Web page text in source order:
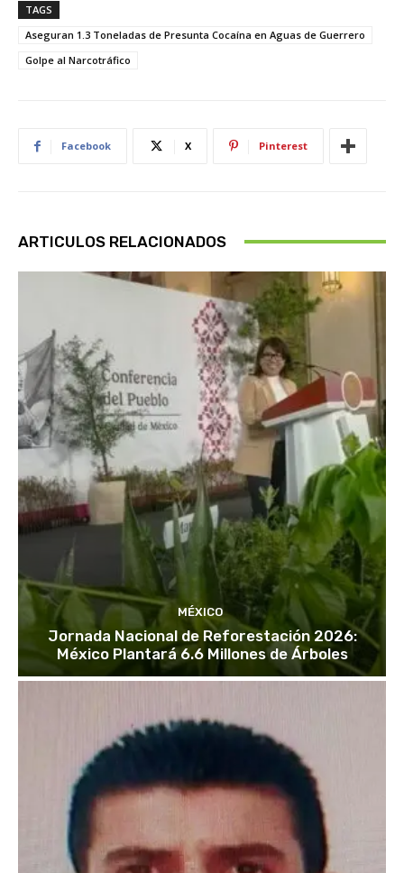
TAGS
Aseguran 1.3 Toneladas de Presunta Cocaína en Aguas de Guerrero
Golpe al Narcotráfico
Facebook X Pinterest
ARTICULOS RELACIONADOS
MÉXICO
Jornada Nacional de Reforestación 2026:
México Plantará 6.6 Millones de Árboles